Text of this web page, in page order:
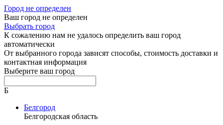
Город не определен
Ваш город не определен
Выбрать город
К сожалению нам не удалось определить ваш город
автоматически
От выбранного города зависят способы, стоимость доставки и
контактная информация
Выберите ваш город
Б
Белгород
Белгородская область